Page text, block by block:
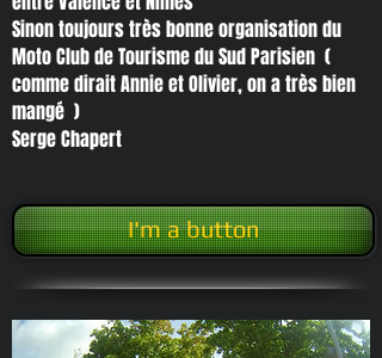
Sinon toujours très bonne organisation du
Moto Club de Tourisme du Sud Parisien (
comme dirait Annie et Olivier, on a très bien
mangé )
Serge Chapert
I'm a button